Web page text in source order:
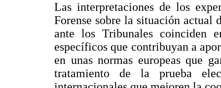
Las interpretaciones de los
Forense sobre la situación
ante los Tribunales coinciden
específicos que contribuyan a
en unas normas europeas que
tratamiento de la prueba